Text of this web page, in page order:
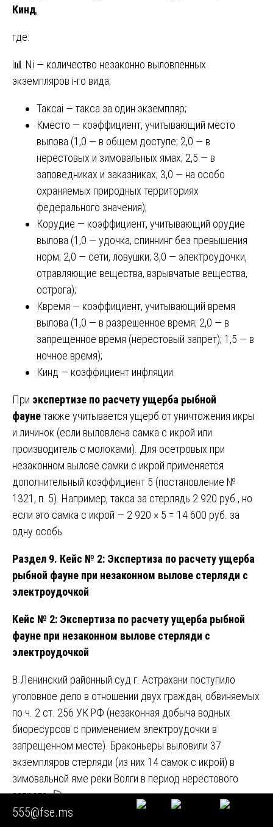
Кинд,
где:
📊 Ni — количество незаконно выловленных
экземпляров i-го вида;
Таксаi — такса за один экземпляр;
Кместо — коэффициент, учитывающий место
вылова (1,0 — в общем доступе; 2,0 — в
нерестовых и зимовальных ямах; 2,5 — в
заповедниках и заказниках; 3,0 — на особо
охраняемых природных территориях
федерального значения);
Корудие — коэффициент, учитывающий орудие
вылова (1,0 — удочка, спиннинг без превышения
норм; 2,0 — сети, ловушки; 3,0 — электроудочки,
отравляющие вещества, взрывчатые вещества,
острога);
Квремя — коэффициент, учитывающий время
вылова (1,0 — в разрешенное время; 2,0 — в
запрещенное время (нерестовый запрет); 1,5 — в
ночное время);
Кинд — коэффициент инфляции.
При экспертизе по расчету ущерба рыбной
фаунетакже учитывается ущерб от уничтожения икры
и личинок (если выловлена самка с икрой или
производитель с молоками). Для осетровых при
незаконном вылове самки с икрой применяется
дополнительный коэффициент 5 (постановление №
1321, п. 5). Например, такса за стерлядь 2 920 руб., но
если это самка с икрой — 2 920 × 5 = 14 600 руб. за
одну особь.
Раздел 9. Кейс № 2: Экспертиза по расчету ущерба
рыбной фауне при незаконном вылове стерляди с
электроудочкой
Кейс № 2: Экспертиза по расчету ущерба рыбной
фауне при незаконном вылове стерляди с
электроудочкой
В Ленинский районный суд г. Астрахани поступило
уголовное дело в отношении двух граждан, обвиняемых
по ч. 2 ст. 256 УК РФ (незаконная добыча водных
биоресурсов с применением электроудочки в
запрещенном месте). Браконьеры выловили 37
экземпляров стерляди (из них 14 самок с икрой) в
зимовальной яме реки Волги в период нерестового
запрета. 🎣
экспертизы по расчету ущерба рыбной
555@fse.ms